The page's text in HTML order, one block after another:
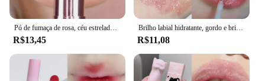
Pó de fumaça de rosa, céu estrelado brilhante, textura de veludo brilhante, durável, faça seus lábios brilhantes, à prova d'água, antiincrustante.
R$13,45
Brilho labial hidratante, gordo e brilhante, esmalte labial espelhado brilhante à água, óleo labial hidratante e hidratante para lábios pouty
R$11,08